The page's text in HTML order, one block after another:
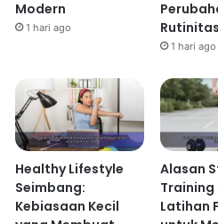
Modern
1 hari ago
1 hari ago
Healthy Lifestyle
Seimbang:
Kebiasaan Kecil
Alasan
Training
Latihan